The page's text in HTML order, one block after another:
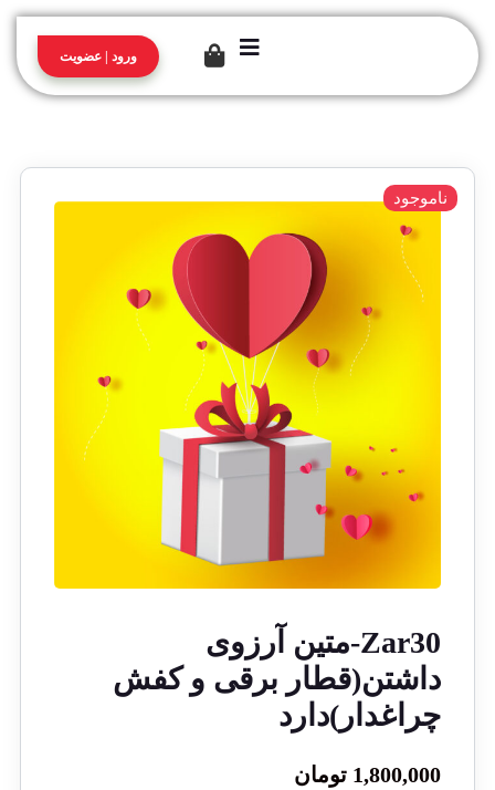
ورود | عضویت
Zar30-متین آرزوی
داشتن(قطار برقی و کفش
چراغدار)دارد
1,800,000 تومان
ناموجود